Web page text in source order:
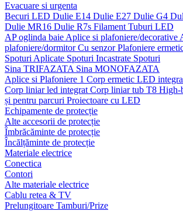
Evacuare si urgenta
Becuri LED Dulie E14 Dulie E27 Dulie G4
Dulie MR16 Dulie R7s Filament Tuburi LED
AP oglinda baie Aplice si plafoniere/decorative
plafoniere/dormitorCu senzorPlafoniere
Spoturi Aplicate Spoturi Incastrate Spoturi
Sina TRIFAZATA Sina MONOFAZATA
Aplice si Plafoniere 1 Corp ermetic LED
Corp liniar led integrat Corp liniar tub T8 High-
și pentru parcuri Proiectoare cu LED
Echipamente de protecție
Alte accesorii de protecție
Îmbrăcăminte de protecție
Încălțăminte de protecție
Materiale electrice
Conectica
Contori
Alte materiale electrice
Cablu retea & TV
Prelungitoare Tamburi/Prize